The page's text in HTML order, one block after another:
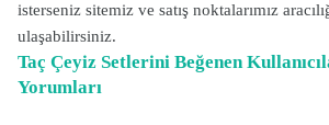
isterseniz sitemiz ve satış noktalarımız
ulaşabilirsiniz.
Taç Çeyiz Setlerini Beğenen
Yorumları